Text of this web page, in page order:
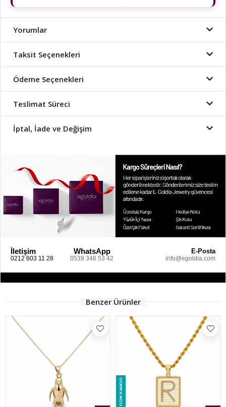
Yorumlar
Taksit Seçenekleri
Ödeme Seçenekleri
Teslimat Süreci
İptal, İade ve Değişim
İletişim
0212 603 11 28
WhatsApp
0539 346 53 42
E-Posta
info@egoldia.com
Benzer Ürünler